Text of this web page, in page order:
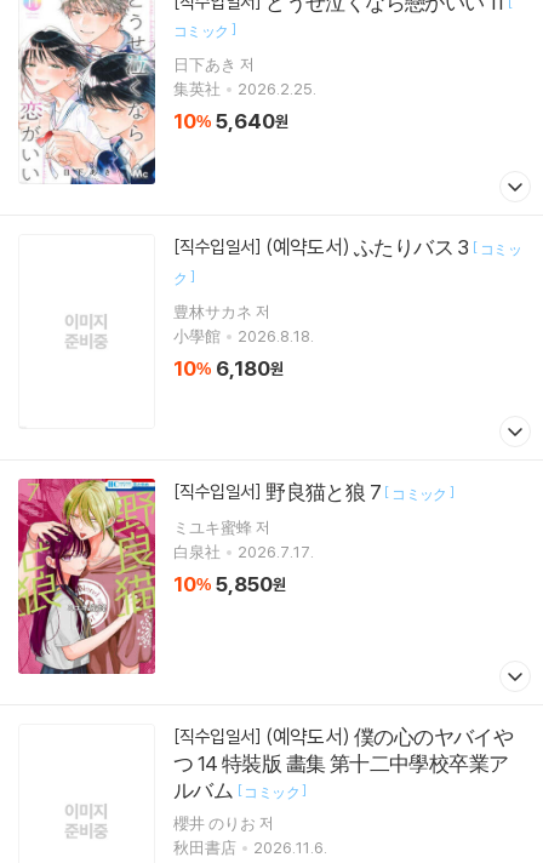
コミック ]
日下あき 저
集英社
2026.2.25.
10% 5,640원
[직수입일서] (예약도서) ふたりバス 3 [ コミッ
ク ]
豊林サカネ 저
小學館
2026.8.18.
10% 6,180원
[직수입일서] 野良猫と狼 7 [ コミック ]
ミユキ蜜蜂 저
白泉社
2026.7.17.
10% 5,850원
[직수입일서]
つ 14 特裝版 畵集 第十二中學校卒業ア
ルバム [ コミック ]
櫻井 のりお 저
秋田書店
2026.11.6.